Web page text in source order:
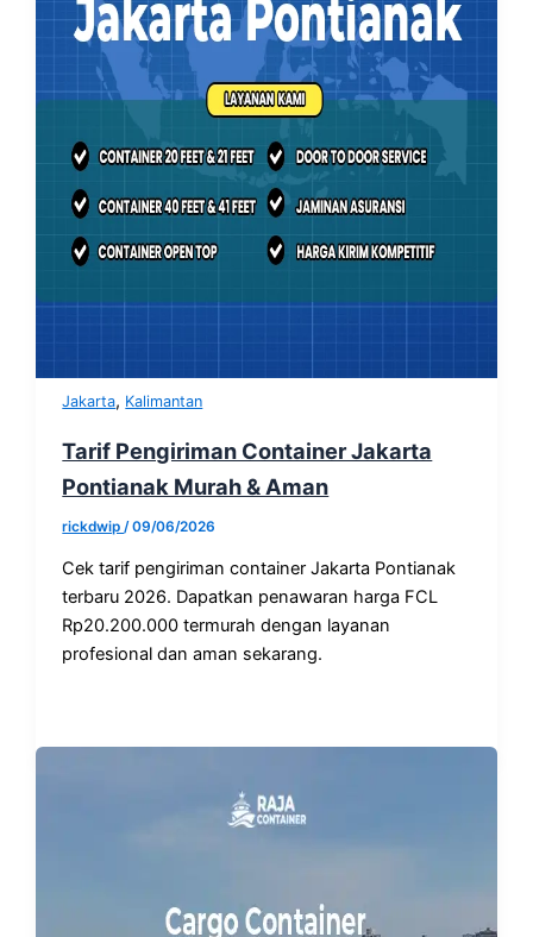
Jakarta, Kalimantan
Tarif Pengiriman Container Jakarta
Pontianak Murah & Aman
rickdwip /09/06/2026
Cek tarif pengiriman container Jakarta Pontianak
terbaru 2026. Dapatkan penawaran harga FCL
Rp20.200.000 termurah dengan layanan
profesional dan aman sekarang.